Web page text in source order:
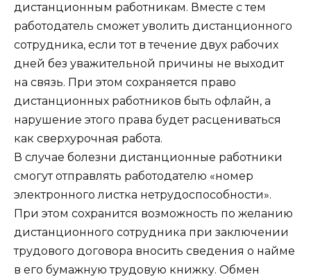
дистанционным работникам. Вместе с тем
работодатель сможет уволить дистанционного
сотрудника, если тот в течение двух рабочих
дней без уважительной причины не выходит
на связь. При этом сохраняется право
дистанционных работников быть офлайн, а
нарушение этого права будет расцениваться
как сверхурочная работа.
В случае болезни дистанционные работники
смогут отправлять работодателю «номер
электронного листка нетрудоспособности».
При этом сохранится возможность по желанию
дистанционного сотрудника при заключении
трудового договора вносить сведения о найме
в его бумажную трудовую книжку. Обмен